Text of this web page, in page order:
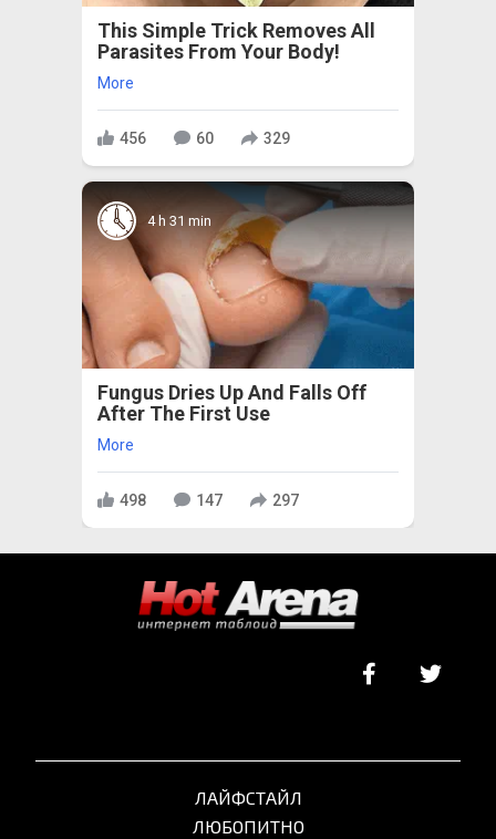
This Simple Trick Removes All
Parasites From Your Body!
More
456 60 329
4 h 31 min
Fungus Dries Up And Falls Off
After The First Use
More
498 147 297
ЛАЙФСТАЙЛ
ЛЮБОПИТНО